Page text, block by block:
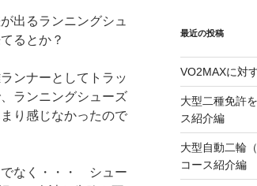
出るランニングシュ
るとか？
ンナーとしてトラッ
ランニングシューズ
り感じなかったので
でなく・・・ シュー
最近の投稿
VO2MAXに対
大型二種免許
ス紹介編
大型自動二輪
コース紹介編